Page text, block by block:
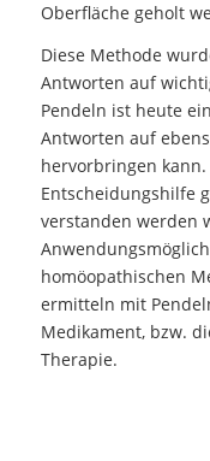
Oberfläche geholt
Diese Methode
Antworten auf
Pendeln ist heute
Antworten auf
hervorbringen kann.
Entscheidungshilfe
verstanden werden
homöopathischen
ermitteln mit
Medikament, bzw.
Therapie.